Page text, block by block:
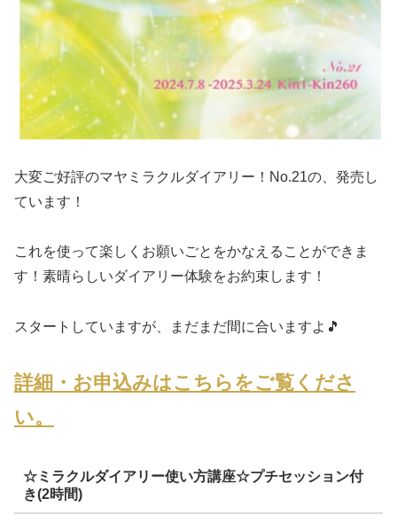
大変ご好評のマヤミラクルダイアリー！No.21の、発売し
ています！
これを使って楽しくお願いごとをかなえることができま
す！素晴らしいダイアリー体験をお約束します！
スタートしていますが、まだまだ間に合いますよ🎵
詳細・お申込みはこちらをご覧くださ
い。
☆ミラクルダイアリー使い方講座☆プチセッション付
き(2時間)